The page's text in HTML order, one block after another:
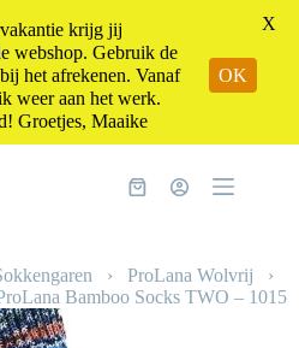
Winkelwagen
› ProLana Wolvrij ›
Bamboo Socks TWO – 1015
krijg jij
Gebruik de
het afrekenen. Vanaf
weer aan het werk.
Groetjes, Maaike
OK
X